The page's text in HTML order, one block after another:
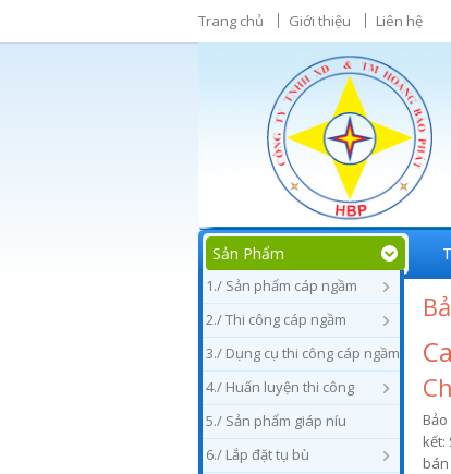
Trang chủ Giới thiệu Liên hệ
Sản Phẩm
1./ Sản phẩm cáp ngầm
2./ Thi công cáp ngầm
3./ Dụng cụ thi công cáp ngầm
4./ Huấn luyện thi công
5./ Sản phẩm giáp níu
6./ Lắp đặt tụ bù
kết: